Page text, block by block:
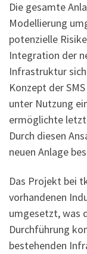
Die gesamte
Modellierung
potenzielle
Integration der
Infrastruktur
Konzept der
unter Nutzung
ermöglichte
Durch diesen
neuen Anlage
Das Projekt bei
vorhandenen
umgesetzt, was
Durchführung
bestehenden